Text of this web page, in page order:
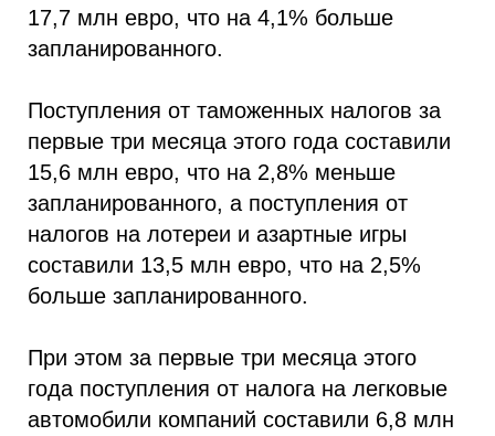
17,7 млн евро, что на 4,1% больше
запланированного.
Поступления от таможенных налогов за
первые три месяца этого года составили
15,6 млн евро, что на 2,8% меньше
запланированного, а поступления от
налогов на лотереи и азартные игры
составили 13,5 млн евро, что на 2,5%
больше запланированного.
При этом за первые три месяца этого
года поступления от налога на легковые
автомобили компаний составили 6,8 млн